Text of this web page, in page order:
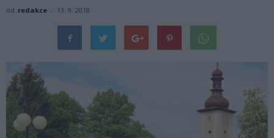
od redakce - 13. 9. 2018